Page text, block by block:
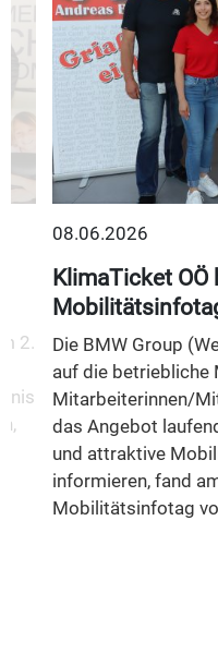
2.
08.06.2026
KlimaTicket OÖ
Die BMW Group
auf die betriebliche
Mitarbeiterinnen/
das Angebot
und attraktive
informieren, fand
Mobilitätsinfotag